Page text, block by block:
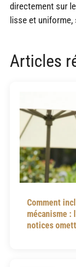
directement sur
lisse et
Articles
Comment
mécanisme :
notices